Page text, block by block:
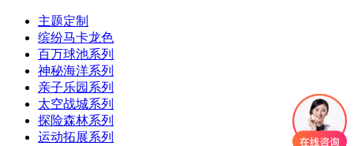
主题定制
缤纷马卡龙色
百万球池系列
神秘海洋系列
亲子乐园系列
太空战城系列
探险森林系列
运动拓展系列